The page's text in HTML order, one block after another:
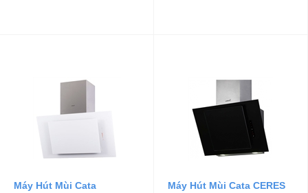
Máy Hút Mùi Cata
Máy Hút Mùi Cata CERES